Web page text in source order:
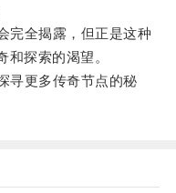
全揭露，但正是这种
探索的渴望。
更多传奇节点的秘